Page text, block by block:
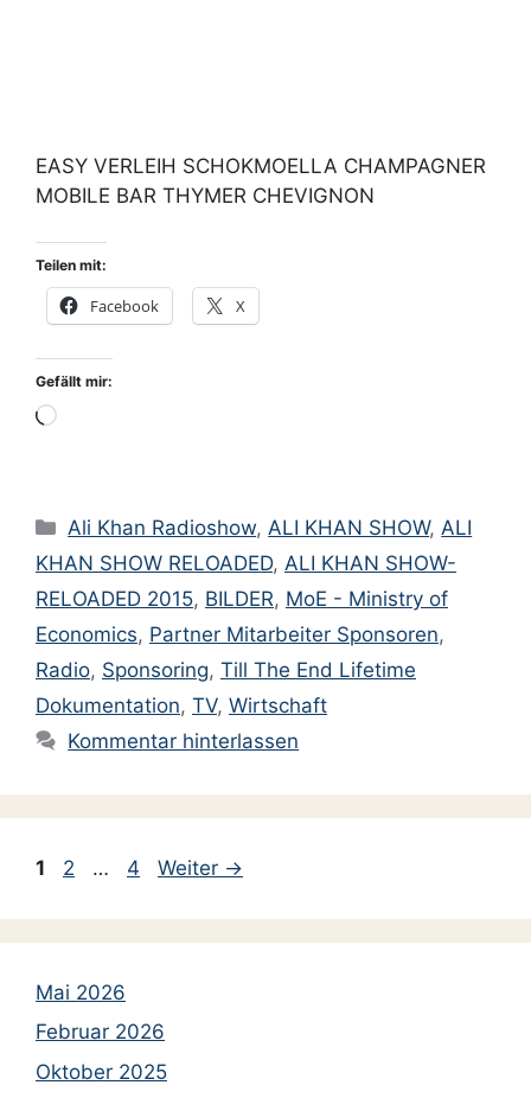
EASY VERLEIH SCHOKMOELLA CHAMPAGNER
MOBILE BAR THYMER CHEVIGNON
Teilen mit:
Facebook X
Gefällt mir:
Wird
Kategorien
Ali Khan Radioshow, ALI KHAN SHOW, ALI
KHAN SHOW RELOADED, ALI KHAN SHOW-
RELOADED 2015, BILDER, MoE - Ministry of
Economics, Partner Mitarbeiter Sponsoren,
Radio, Sponsoring, Till The End Lifetime
Dokumentation, TV, Wirtschaft
Kommentar hinterlassen
Seite
1 Seite
2 … Seite
4 Weiter →
Mai 2026
Februar 2026
Oktober 2025